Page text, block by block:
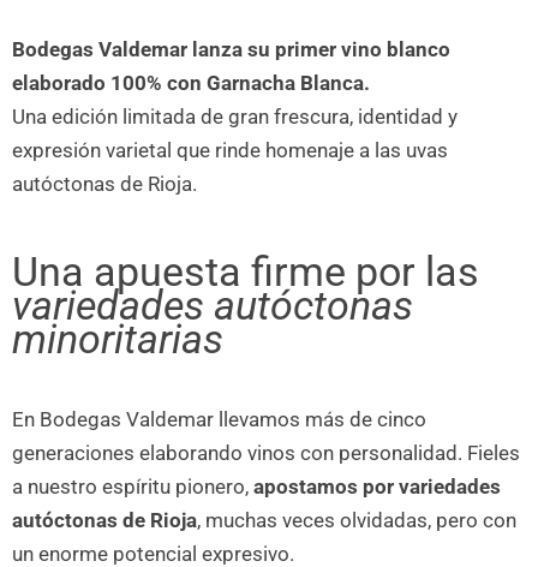
Bodegas Valdemar lanza su primer vino blanco
elaborado 100% con Garnacha Blanca.
Una edición limitada de gran frescura, identidad y
expresión varietal que rinde homenaje a las uvas
autóctonas de Rioja.
Una apuesta firme por las
variedades autóctonas
minoritarias
En Bodegas Valdemar llevamos más de cinco
generaciones elaborando vinos con personalidad. Fieles
a nuestro espíritu pionero, apostamos por variedades
autóctonas de Rioja, muchas veces olvidadas, pero con
un enorme potencial expresivo.